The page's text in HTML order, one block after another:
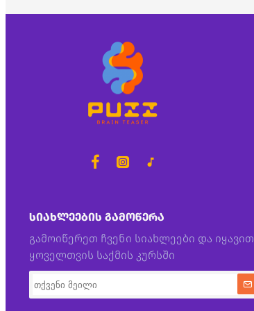
ᲡᲘᲐᲮᲚᲔᲔᲑᲘᲡ ᲒᲐᲛᲝᲬᲔᲠᲐ
გამოიწერეთ ჩვენი სიახლეები და იყავით
ყოველთვის საქმის კურსში